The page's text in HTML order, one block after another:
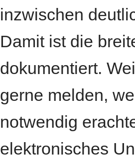
inzwischen
Damit ist die
dokumentiert.
gerne melden,
notwendig
elektronisches